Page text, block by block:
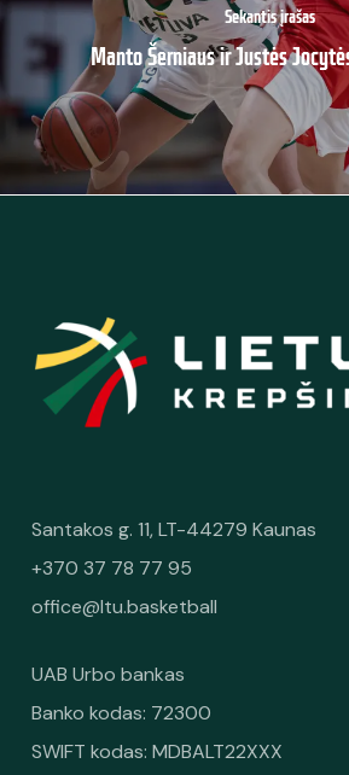
Sekantis įrašas
Manto Šerniaus ir Justės
Santakos g. 11, LT-44279 Kaunas
+370 37 78 77 95
office@ltu.basketball
UAB Urbo bankas
Banko kodas: 72300
SWIFT kodas: MDBALT22XXX